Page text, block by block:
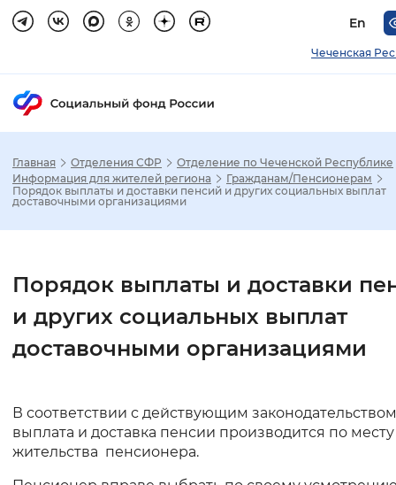
En
Чеченская
Шрифт
Интервал между буквами
Главная Отделения СФР
Отделение по Чеченской Республике
Информация для жителей региона
Гражданам/Пенсионерам
Порядок выплаты и доставки пенсий и других социальных выплат
доставочными организациями
Порядок выплаты и доставки
и других социальных выплат
доставочными организациями
В соответствии с действующим законодательством
выплата и доставка пенсии производится по месту
жительства пенсионера.